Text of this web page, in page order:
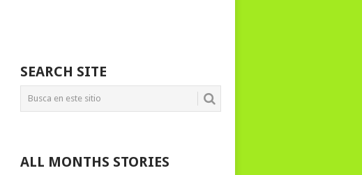
SEARCH SITE
ALL MONTHS STORIES